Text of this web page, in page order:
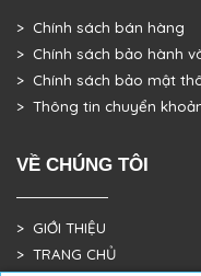
> Chính sách bán hàng
> Chính sách bảo hành
> Chính sách bảo mật
> Thông tin chuyển
VỀ CHÚNG TÔI
> GIỚI THIỆU
> TRANG CHỦ